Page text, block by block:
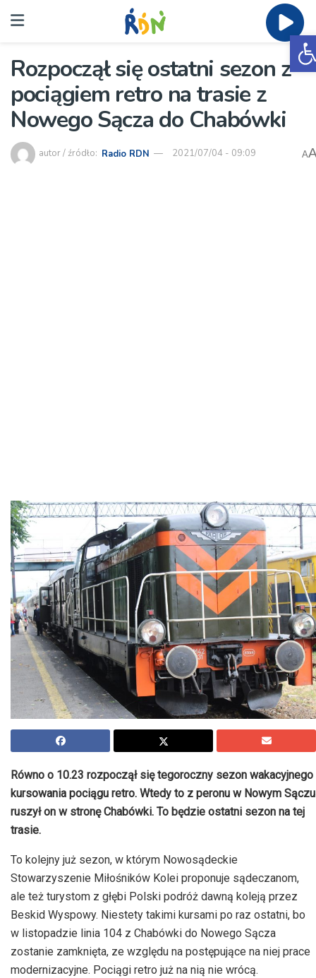
Rozpoczął się ostatni sezon z
pociągiem retro na trasie z
Nowego Sącza do Chabówki
autor / źródło: Radio RDN 2021/07/04 - 09:09 A
Równo o 10.23 rozpoczął się tegoroczny sezon wakacyjnego
kursowania pociągu retro. Wtedy to z peronu w Nowym Sączu
ruszył on w stronę Chabówki. To będzie ostatni sezon na tej
trasie.
To kolejny już sezon, w którym Nowosądeckie
Stowarzyszenie Miłośników Kolei proponuje sądeczanom,
ale też turystom z głębi Polski podróż dawną koleją przez
Beskid Wyspowy. Niestety takimi kursami po raz ostatni, bo
w listopadzie linia 104 z Chabówki do Nowego Sącza
zostanie zamknięta, ze względu na postępujące na niej prace
modernizacyjne. Pociągi retro już na nią nie wrócą.